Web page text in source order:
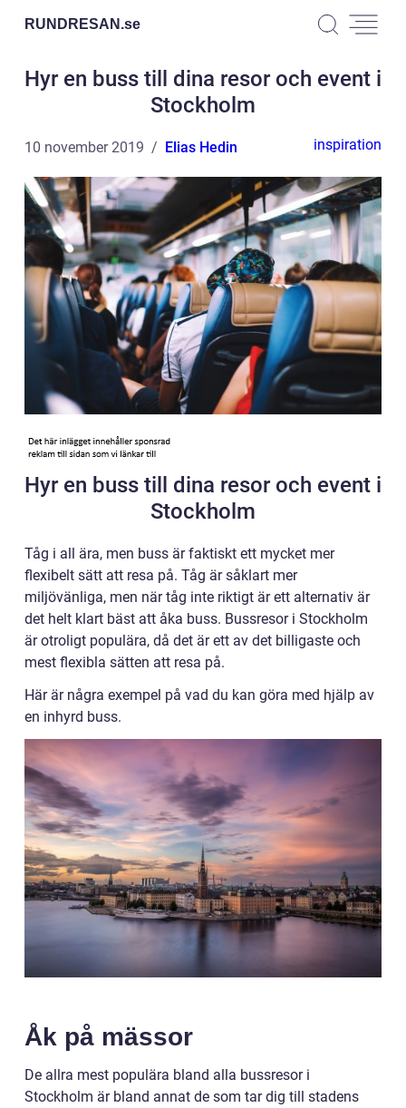
RUNDRESAN.se
Hyr en buss till dina resor och event i
Stockholm
10 november 2019 Elias Hedin inspiration
Hyr en buss till dina resor och event i
Stockholm
Tåg i all ära, men buss är faktiskt ett mycket mer
flexibelt sätt att resa på. Tåg är såklart mer
miljövänliga, men när tåg inte riktigt är ett alternativ är
det helt klart bäst att åka buss. Bussresor i Stockholm
är otroligt populära, då det är ett av det billigaste och
mest flexibla sätten att resa på.
Här är några exempel på vad du kan göra med hjälp av
en inhyrd buss.
Åk på mässor
De allra mest populära bland alla bussresor i
Stockholm är bland annat de som tar dig till stadens